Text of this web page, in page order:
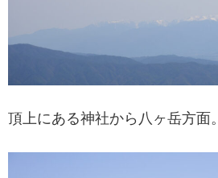
頂上にある神社から八ヶ岳方面。